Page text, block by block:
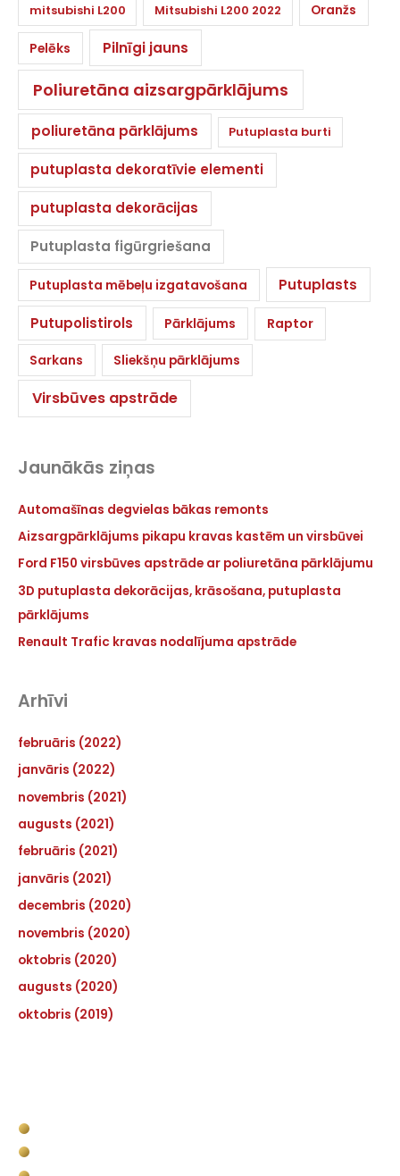
mitsubishi L200 Mitsubishi L200 2022 Oranžs
Pelēks Pilnīgi jauns
Poliuretāna aizsargpārklājums
poliuretāna pārklājums Putuplasta burti
putuplasta dekoratīvie elementi
putuplasta dekorācijas
Putuplasta figūrgriešana
Putuplasta mēbeļu izgatavošana Putuplasts
Putupolistirols Pārklājums Raptor
Sarkans Sliekšņu pārklājums
Virsbūves apstrāde
Jaunākās ziņas
Automašīnas degvielas bākas remonts
Aizsargpārklājums pikapu kravas kastēm un virsbūvei
Ford F150 virsbūves apstrāde ar poliuretāna pārklājumu
3D putuplasta dekorācijas, krāsošana, putuplasta
pārklājums
Renault Trafic kravas nodalījuma apstrāde
Arhīvi
februāris (2022)
janvāris (2022)
novembris (2021)
augusts (2021)
februāris (2021)
janvāris (2021)
decembris (2020)
novembris (2020)
oktobris (2020)
augusts (2020)
oktobris (2019)